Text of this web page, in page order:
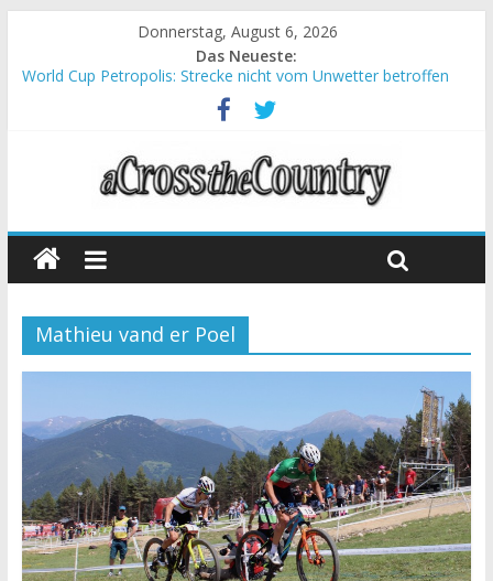
Donnerstag, August 6, 2026
Das Neueste:
World Cup Petropolis: Strecke nicht vom Unwetter betroffen
Krumbach und Obergessertshausen: Mountainbike-Bundesliga
Supercup Massi Banyoles: Siege für Carod und Richards
Halbzeit beim Andalucia Bike Race: Weltmeister Seewald führt
Chelva: Schweizer Doppelsieg beim ersten XCO-Rennen der
Mathieu vand er Poel